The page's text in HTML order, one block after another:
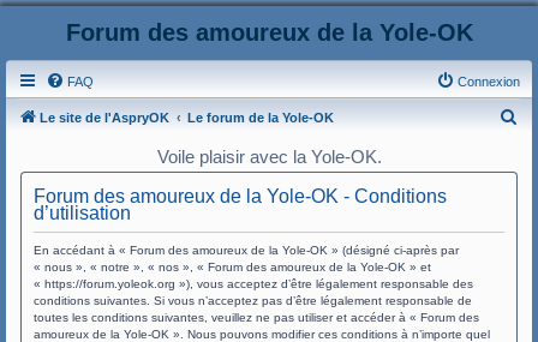
Forum des amoureux de la Yole-OK
FAQ Connexion
Le site de l'AspryOK Le forum de la Yole-OK
Voile plaisir avec la Yole-OK.
Forum des amoureux de la Yole-OK - Conditions
d’utilisation
En accédant à « Forum des amoureux de la Yole-OK » (désigné ci-après par
« nous », « notre », « nos », « Forum des amoureux de la Yole-OK » et
« https://forum.yoleok.org »), vous acceptez d’être légalement responsable des
conditions suivantes. Si vous n’acceptez pas d’être légalement responsable de
toutes les conditions suivantes, veuillez ne pas utiliser et accéder à « Forum des
amoureux de la Yole-OK ». Nous pouvons modifier ces conditions à n’importe quel